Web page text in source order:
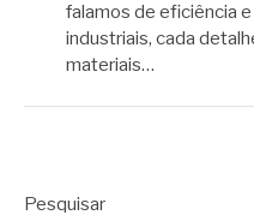
falamos de eficiência
industriais, cada
materiais…
Pesquisar